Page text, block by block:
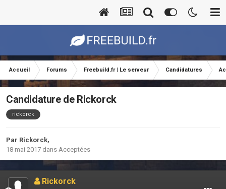
Accueil Forums Freebuild.fr | Le serveur Candidatures
Candidature de Rickorck
rickorck
Par Rickorck,
18 mai 2017 dans Acceptées
Rickorck